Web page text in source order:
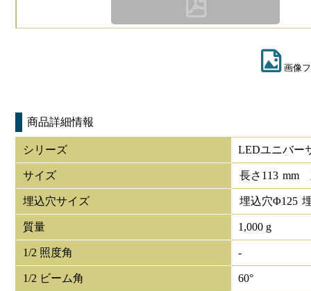
画像
商品詳細情報
シリーズ LEDユニバー
サイズ 長さ 113 mm
埋込穴サイズ 埋込穴Φ125
質量 1,000 g
1/2 照度角 -
1/2 ビーム角 60°